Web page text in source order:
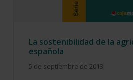
La sostenibilidad de la
española
5 de septiembre de 2013